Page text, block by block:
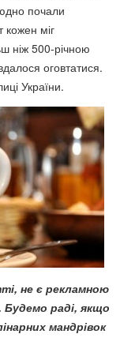
почали
кожен міг
ніж 500-річною
оговтатися.
України.
не є рекламною
Будемо раді, якщо
мандрівок